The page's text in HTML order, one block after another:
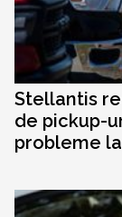
Stellantis
de pickup-
probleme